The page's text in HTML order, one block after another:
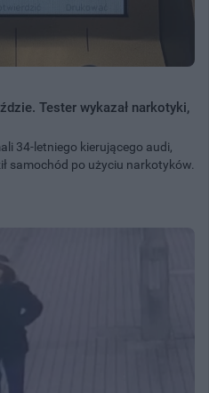
Tester wykazał narkotyki,
34-letniego kierującego audi,
samochód po użyciu narkotyków.